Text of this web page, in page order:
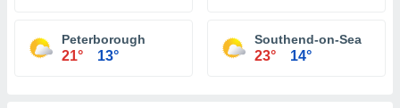
Peterborough
21° 13°
Southend-on-Sea
23° 14°